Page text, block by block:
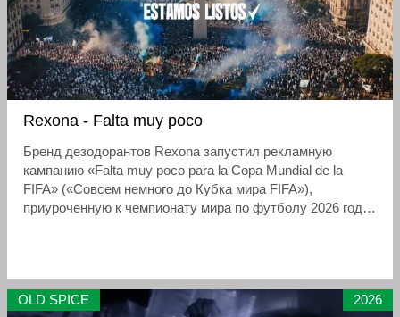
Rexona - Falta muy poco
Бренд дезодорантов Rexona запустил рекламную
кампанию «Falta muy poco para la Copa Mundial de la
FIFA» («Совсем немного до Кубка мира FIFA»),
приуроченную к чемпионату мира по футболу 2026 года.
надёжную защиту в самые напряжённые моменты.
Саундтреком стала композиция Estelares, создающая
OLD SPICE 2026